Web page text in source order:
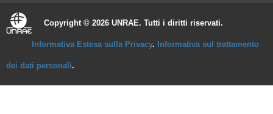
Copyright © 2026 UNRAE. Tutti i diritti riservati.
Informativa Estesa sulla Privacy. Informativa sul trattamento
dei dati personali.